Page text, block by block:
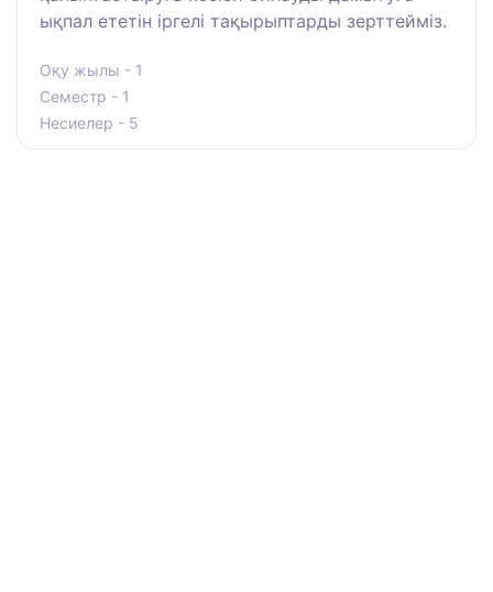
ықпал ететін іргелі тақырыптарды зерттейміз.
Оқу жылы - 1
Семестр - 1
Несиелер - 5